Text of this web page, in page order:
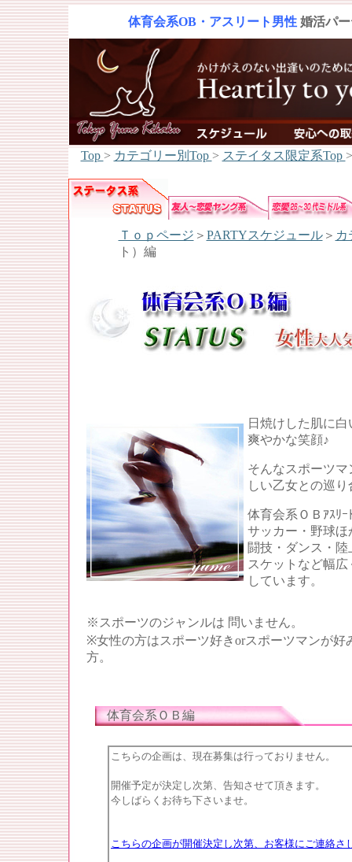
体育会系OB・アスリート男性 婚活パ
Top > カテゴリー別Top > ステイタス限定系Top >
Ｔｏｐページ ＞ PARTYスケジュール＞ カ
ト）編
日焼けした肌に白
爽やかな笑顔♪
そんなスポーツマ
しい乙女との巡り
体育会系ＯＢｱｽﾘｰ
サッカー・野球ほ
闘技・ダンス・陸
スケットなど幅広
しています。
※スポーツのジャンルは 問いません。
※女性の方はスポーツ好きorスポーツマンが好
方。
体育会系ＯＢ編